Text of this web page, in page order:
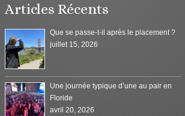
Articles Récents
Que se passe-t-il après le placement ?
juillet 15, 2026
Une journée typique d’une au pair en
Floride
avril 20, 2026